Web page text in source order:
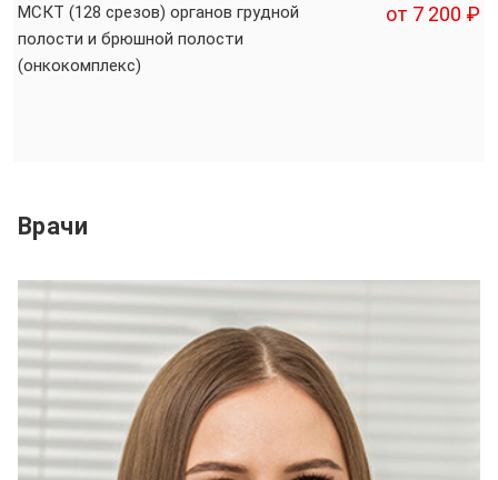
МСКТ (128 срезов) органов грудной
полости и брюшной полости
(онкокомплекс)
от 7 200 ₽
Врачи